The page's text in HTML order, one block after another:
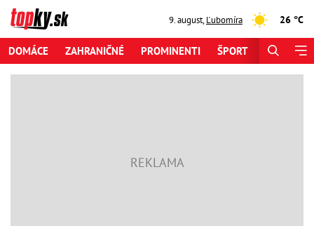
9. august,Ľubomíra 26 °C
DOMÁCE ZAHRANIČNÉ PROMINENTI ŠPORT